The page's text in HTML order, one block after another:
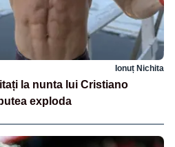
Ionuț Nichita
la nunta lui Cristiano
exploda